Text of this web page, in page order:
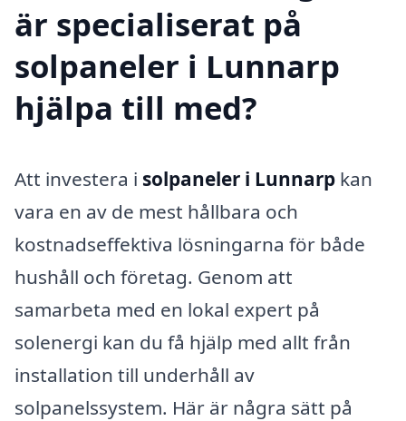
är specialiserat på
solpaneler i Lunnarp
hjälpa till med?
Att investera i solpaneler i Lunnarp kan
vara en av de mest hållbara och
kostnadseffektiva lösningarna för både
hushåll och företag. Genom att
samarbeta med en lokal expert på
solenergi kan du få hjälp med allt från
installation till underhåll av
solpanelssystem. Här är några sätt på